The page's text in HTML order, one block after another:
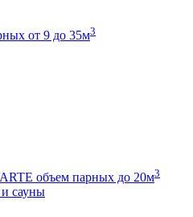
от 9 до 35м3
объем парных до 20м3
сауны